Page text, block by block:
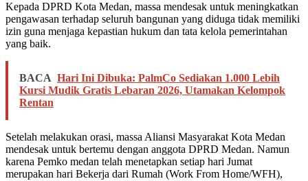
Kepada DPRD Kota Medan, massa mendesak untuk meningkatkan
pengawasan terhadap seluruh bangunan yang diduga tidak memiliki
izin guna menjaga kepastian hukum dan tata kelola pemerintahan
yang baik.
BACA Hari Ini Dibuka: PalmCo Sediakan 1.000 Lebih
Kursi Mudik Gratis Lebaran 2026, Utamakan Kelompok
Rentan
Setelah melakukan orasi, massa Aliansi Masyarakat Kota Medan
mendesak untuk bertemu dengan anggota DPRD Medan. Namun
karena Pemko medan telah menetapkan setiap hari Jumat
merupakan hari Bekerja dari Rumah (Work From Home/WFH),